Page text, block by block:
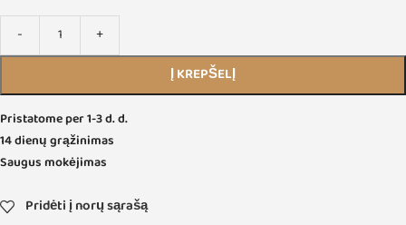
Į KREPŠELĮ
Pristatome per 1-3 d. d.
14 dienų grąžinimas
Saugus mokėjimas
Pridėti į norų sąrašą